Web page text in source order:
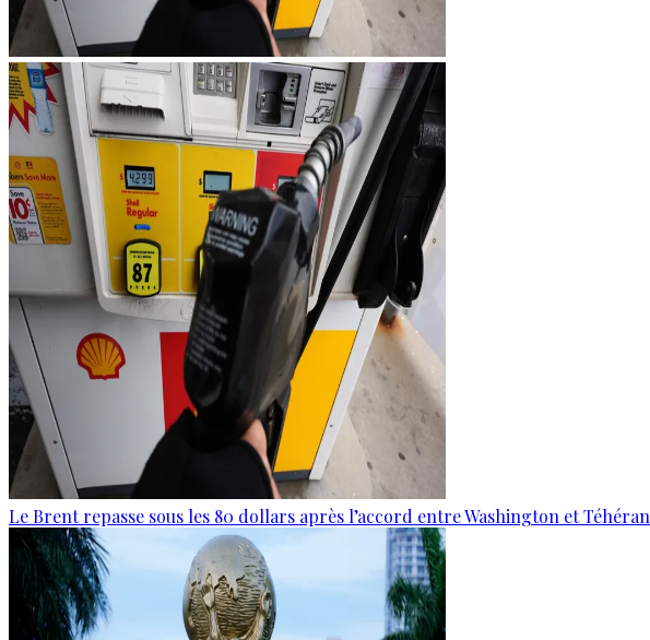
Le Brent repasse sous les 80 dollars après l’accord entre Washington et Téhéran